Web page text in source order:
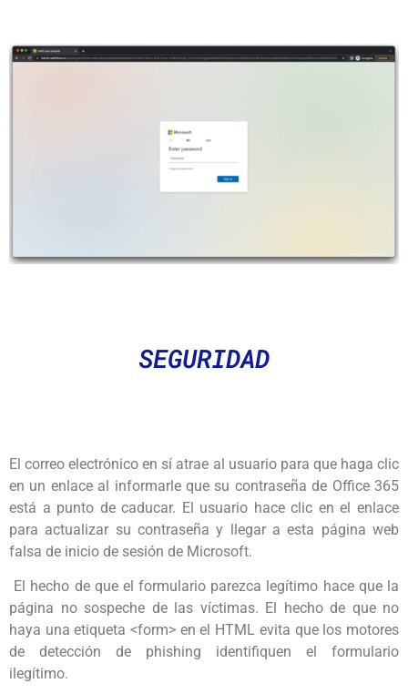
SEGURIDAD
El correo electrónico en sí atrae al usuario para que haga clic
en un enlace al informarle que su contraseña de Office 365
está a punto de caducar. El usuario hace clic en el enlace
para actualizar su contraseña y llegar a esta página web
falsa de inicio de sesión de Microsoft.
El hecho de que el formulario parezca legítimo hace que la
página no sospeche de las víctimas. El hecho de que no
haya una etiqueta <form> en el HTML evita que los motores
de detección de phishing identifiquen el formulario
ilegítimo.